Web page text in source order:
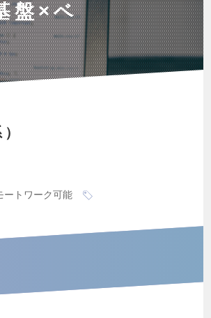
盤×ベ
ートワーク可能